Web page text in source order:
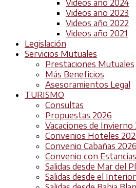
Videos año 2024
Videos año 2023
Videos año 2022
Videos año 2021
Legislación
Servicios Mutuales
Prestaciones Mutuales
Más Beneficios
Asesoramientos Legal
TURISMO
Consultas
Propuestas 2026
Vacaciones de Invierno
Convenios Hoteles
Convenio Cabañas 2026
Convenio con
Salidas desde Mar del
Salidas desde el